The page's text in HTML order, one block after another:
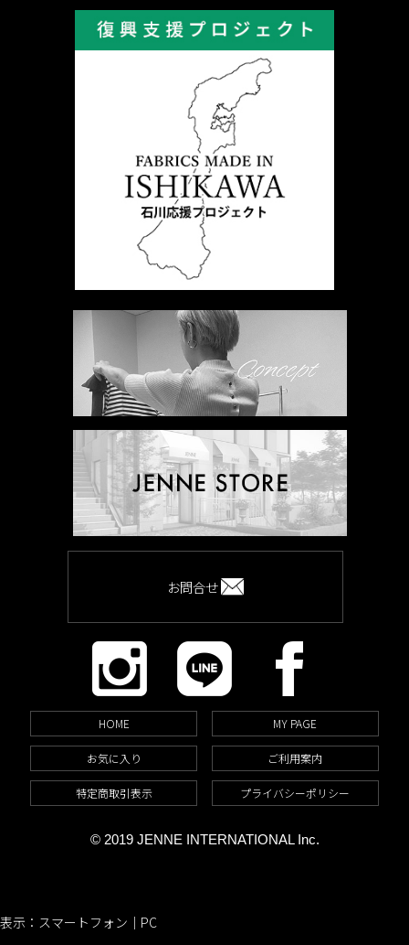
お問合せ
HOME MY PAGE
お気に入り ご利用案内
特定商取引表示 プライバシーポリシー
© 2019 JENNE INTERNATIONAL Inc.
表示：スマートフォン｜ PC